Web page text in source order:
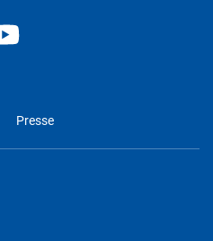
Presse